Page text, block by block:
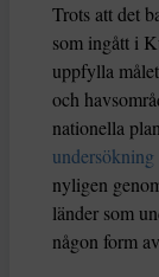
Trots att det
som ingått i
uppfylla
och
nationella
nyligen
länder som
någon form